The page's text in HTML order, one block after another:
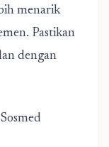
menarik
Pastikan
dengan